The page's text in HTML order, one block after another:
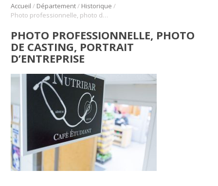
Accueil / Département/ Historique /
Photo professionnelle, photo de casting, portrait d’entreprise
PHOTO PROFESSIONNELLE, PHOTO
DE CASTING, PORTRAIT
D’ENTREPRISE